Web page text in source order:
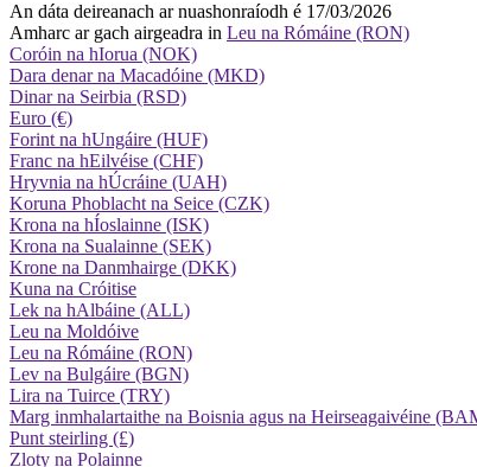
An dáta deireanach ar nuashonraíodh é 17/03/2026
Amharc ar gach airgeadra in Leu na Rómáine (RON)
Coróin na hIorua (NOK)
Dara denar na Macadóine (MKD)
Dinar na Seirbia (RSD)
Euro (€)
Forint na hUngáire (HUF)
Franc na hEilvéise (CHF)
Hryvnia na hÚcráine (UAH)
Koruna Phoblacht na Seice (CZK)
Krona na hÍoslainne (ISK)
Krona na Sualainne (SEK)
Krone na Danmhairge (DKK)
Kuna na Cróitise
Lek na hAlbáine (ALL)
Leu na Moldóive
Leu na Rómáine (RON)
Lev na Bulgáire (BGN)
Lira na Tuirce (TRY)
Marg inmhalartaithe na Boisnia agus na Heirseagaivéine
Punt steirling (£)
Zloty na Polainne